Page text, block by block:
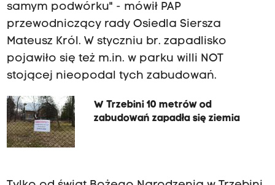
samym podwórku" - mówił PAP
przewodniczący rady Osiedla Siersza
Mateusz Król. W styczniu br. zapadlisko
pojawiło się też m.in. w parku willi NOT
stojącej nieopodal tych zabudowań.
W Trzebini 10 metrów od
zabudowań zapadła się ziemia